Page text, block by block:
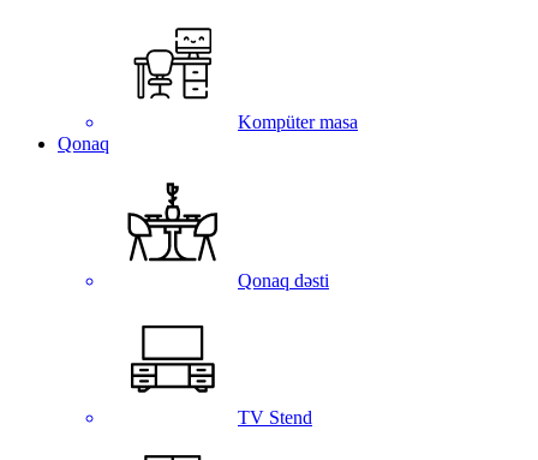
Kompüter masa
Qonaq
Qonaq dəsti
TV Stend